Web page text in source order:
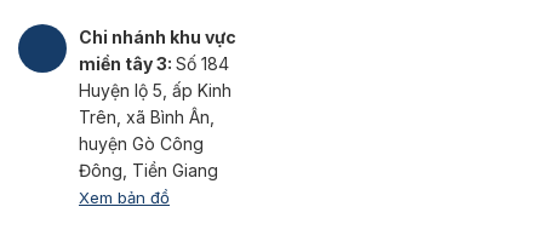
Chi nhánh khu vực
miền tây 3: Số 184
Huyện lộ 5, ấp Kinh
Trên, xã Bình Ân,
huyện Gò Công
Đông, Tiền Giang
Xem bản đồ